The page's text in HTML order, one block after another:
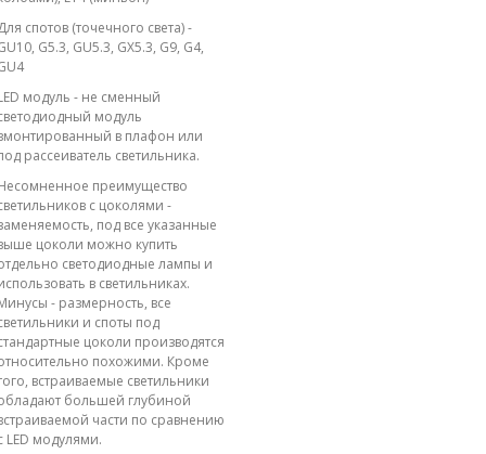
спотов (точечного света) -
G5.3, GU5.3, GX5.3, G9, G4,
модуль - не сменный
модуль
в плафон или
рассеиватель светильника.
преимущество
с цоколями -
под все указанные
цоколи можно купить
светодиодные лампы и
в светильниках.
- размерность, все
и споты под
цоколи производятся
похожими. Кроме
встраиваемые светильники
большей глубиной
части по сравнению
LED модулями.